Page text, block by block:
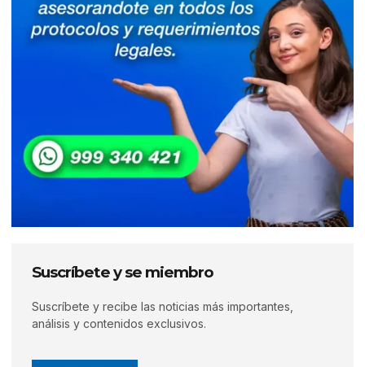
Suscríbete y se miembro
Suscríbete y recibe las noticias más importantes,
análisis y contenidos exclusivos.